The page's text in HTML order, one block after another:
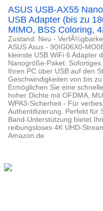
ASUS USB-AX55
USB Adapter (bis zu
MIMO, BSS Coloring,
Zustand: Neu -
ASUS Asus - 90IG06X0-
kleinste USB WiFi 6 Adapter
Nanogröße-Paket.
Ihren PC über USB auf den
Geschwindigkeiten von bis
Ermöglichen Sie eine
hoher Dichte mit OFDMA,
WPA3-Sicherheit - Für
Authentifizierung. Perfekt für
Band-Unterstützung bietet
reibungsloses 4K UHD-
Amazon.de